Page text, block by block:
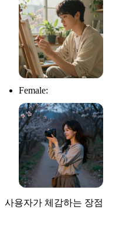
Female:
사용자가 체감하는 장점